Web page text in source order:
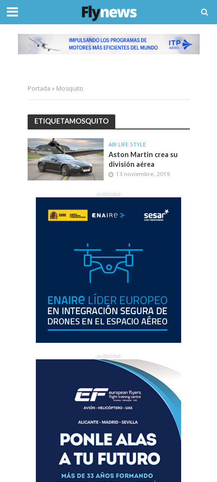
Portada » Mosquito
ETIQUETAMOSQUITO
AIR LIFE STYLE
Aston Martin crea su
división aérea
13 noviembre, 2019